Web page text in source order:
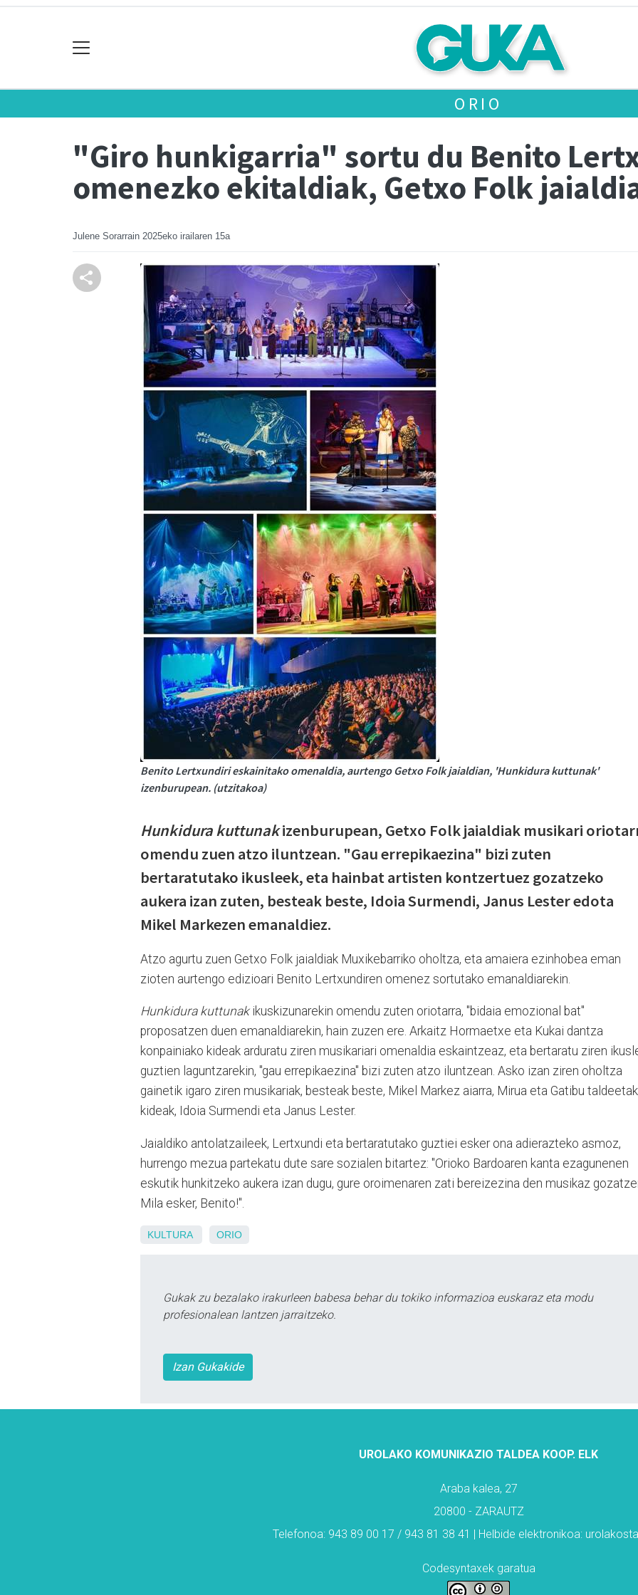
ORIO
"Giro hunkigarria" sortu du Benito
omenezko ekitaldiak, Getxo Folk
Julene Sorarrain 2025eko irailaren 15a
Benito Lertxundiri eskainitako omenaldia, aurtengo Getxo Folk jaialdian, 'Hunkidura kuttunak'
izenburupean. (utzitakoa)
Hunkidura kuttunakizenburupean, Getxo Folk jaialdiak musikari
omendu zuen atzo iluntzean. "Gau errepikaezina" bizi zuten
bertaratutako ikusleek, eta hainbat artisten kontzertuez gozatzeko
aukera izan zuten, besteak beste, Idoia Surmendi, Janus Lester edota
Mikel Markezen emanaldiez.
Atzo agurtu zuen Getxo Folk jaialdiak Muxikebarriko oholtza, eta amaiera ezinhobea eman
zioten aurtengo edizioari Benito Lertxundiren omenez sortutako emanaldiarekin.
Hunkidura kuttunakikuskizunarekin omendu zuten oriotarra, "bidaia emozional bat"
proposatzen duen emanaldiarekin, hain zuzen ere. Arkaitz Hormaetxe eta Kukai dantza
konpainiako kideak arduratu ziren musikariari omenaldia eskaintzeaz, eta bertaratu ziren
guztien laguntzarekin, "gau errepikaezina" bizi zuten atzo iluntzean. Asko izan ziren oholtza
gainetik igaro ziren musikariak, besteak beste, Mikel Markez aiarra, Mirua eta Gatibu
kideak, Idoia Surmendi eta Janus Lester.
Jaialdiko antolatzaileek, Lertxundi eta bertaratutako guztiei esker ona adierazteko asmoz,
hurrengo mezua partekatu dute sare sozialen bitartez: "Orioko Bardoaren kanta ezagunenen
eskutik hunkitzeko aukera izan dugu, gure oroimenaren zati bereizezina den musikaz
Mila esker, Benito!".
KULTURA ORIO
Gukak zu bezalako irakurleen babesa behar du tokiko informazioa euskaraz eta modu
profesionalean lantzen jarraitzeko.
Izan Gukakide
UROLAKO KOMUNIKAZIO TALDEA KOOP. ELK
Araba kalea, 27
20800 - ZARAUTZ
Telefonoa: 943 89 00 17 / 943 81 38 41 | Helbide elektronikoa:
Codesyntaxek garatua